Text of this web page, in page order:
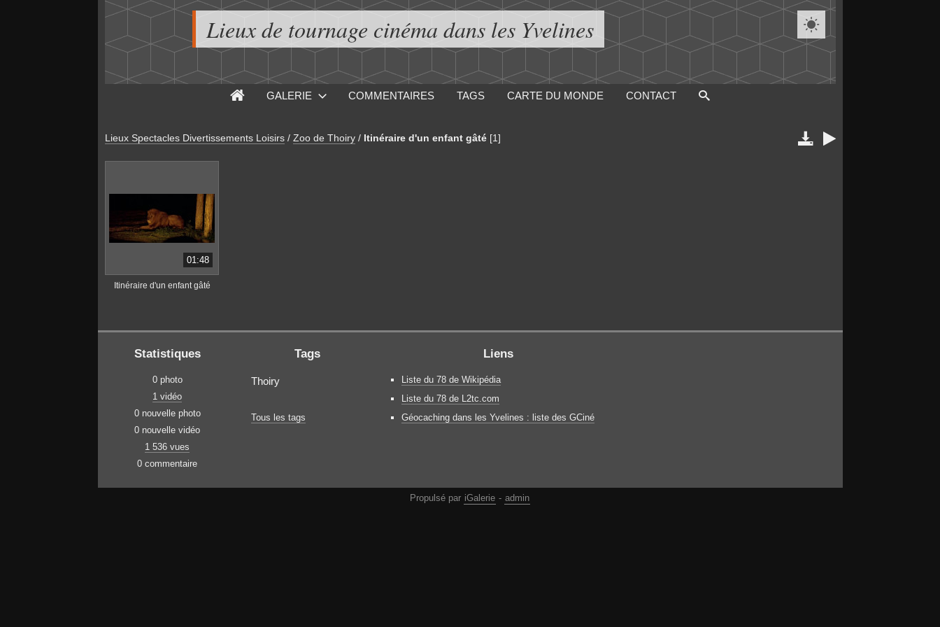
Lieux de tournage cinéma dans les Yvelines 
GALERIE COMMENTAIRES TAGS CARTE DU MONDE CONTACT
Lieux Spectacles Divertissements Loisirs / Zoo de Thoiry / Itinéraire d'un enfant gâté [1]  
01:48
Itinéraire d'un enfant gâté
Statistiques
0 photo
1 vidéo
0 nouvelle photo
0 nouvelle vidéo
1 536 vues
0 commentaire
Tags
Thoiry
Tous les tags
Liens
Liste du 78 de Wikipédia
Liste du 78 de L2tc.com
Géocaching dans les Yvelines : liste des GCiné
Propulsé par iGalerie - admin